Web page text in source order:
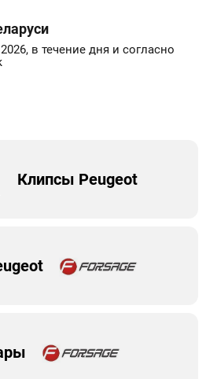
в течение дня и согласно
Клипсы Peugeot